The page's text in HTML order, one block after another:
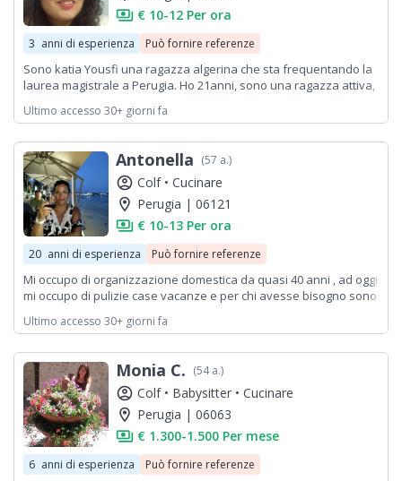
payments € 10-12 Per ora
3 anni di esperienza Può fornire referenze
Sono katia Yousfi una ragazza algerina che sta frequentando la
laurea magistrale a Perugia. Ho 21anni, sono una ragazza attiva,
cose .
Ultimo accesso 30+ giorni fa
Antonella (57 a.)
account_circle Colf • Cucinare
location_on Perugia | 06121
payments € 10-13 Per ora
20 anni di esperienza Può fornire referenze
Mi occupo di organizzazione domestica da quasi 40 anni , ad oggi
mi occupo di pulizie case vacanze e per chi avesse bisogno sono
Ultimo accesso 30+ giorni fa
Monia C. (54 a.)
account_circle Colf • Babysitter • Cucinare
location_on Perugia | 06063
payments € 1.300-1.500 Per mese
6 anni di esperienza Può fornire referenze